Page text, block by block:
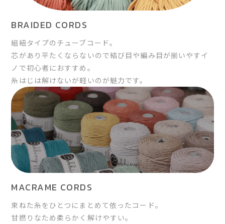
BRAIDED CORDS
組紐タイプのチューブコード。
芯があり平たくならないので結び目や編み目が揃いやすイ
ノで初心者におすすめ。
糸はじは解けないが軽いのが魅力です。
MACRAME CORDS
束ねた糸をひとつにまとめて依ったコード。
甘撚りなため柔らかく解けやすい。